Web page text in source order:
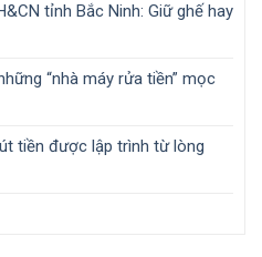
tỉnh Bắc Ninh: Giữ ghế hay
“nhà máy rửa tiền” mọc
tiền được lập trình từ lòng